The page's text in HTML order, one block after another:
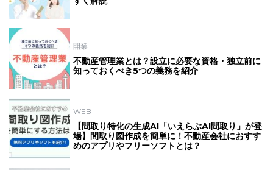
開業
不動産管理業とは？設立に必要な資格・独立前に
知っておくべき5つの義務を紹介
WEB
【間取り特化の生成AI「いえらぶAI間取り」が登
場】間取り図作成を簡単に！不動産会社におすす
めのアプリやフリーソフトとは？